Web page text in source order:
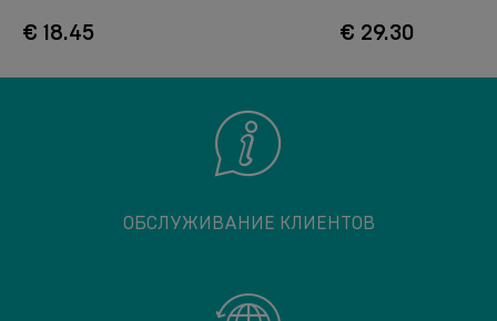
€ 18.45 € 29.30
ОБСЛУЖИВАНИЕ КЛИЕНТОВ